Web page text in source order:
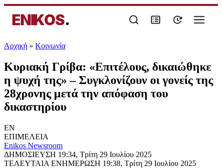
ENIKOS.
Αρχική » Κοινωνία
Κυριακή Γρίβα: «Επιτέλους, δικαιώθηκε
η ψυχή της» – Συγκλονίζουν οι γονείς της
28χρονης μετά την απόφαση του
δικαστηρίου
EN
ΕΠΙΜΕΛΕΙΑ
Enikos Newsroom
ΔΗΜΟΣΙΕΥΣΗ 19:34, Τρίτη 29 Ιουλίου 2025
ΤΕΛΕΥΤΑΙΑ ΕΝΗΜΕΡΩΣΗ 19:38, Τρίτη 29 Ιουλίου 2025